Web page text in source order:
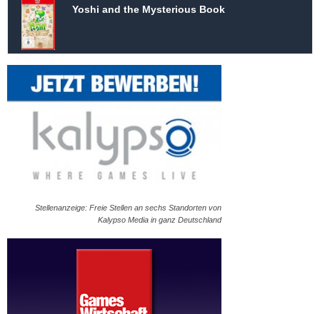
Yoshi and the Mysterious Book
Stellenanzeige: Freie Stellen an sechs Standorten von
Kalypso Media in ganz Deutschland